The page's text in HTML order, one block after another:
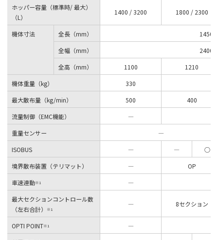
ホッパー容量（標準時/ 最大）
（L）
1400 / 3200 1800 / 2300
機体寸法 全長（mm）
1450
全幅（mm）
2400
全高（mm）
1100
1210
機体重量（kg）
330
最大散布量（kg/min）
500
400
流量制御（EMC機能）
―
重量センサー
―
ISOBUS
― ―
○
境界散布装置（テリマット）
―
OP
車速連動※1
―
最大セクションコントロール数
（左右合計）
※1
― 8セクション
OPTI POINT※1
―